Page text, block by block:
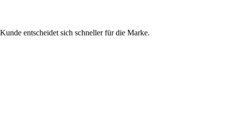
entscheidet sich schneller für die Marke.